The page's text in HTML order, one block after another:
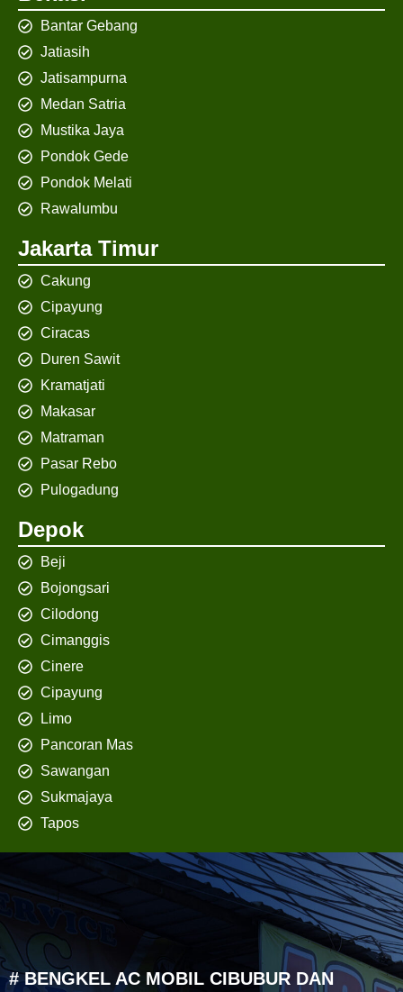
Bantar Gebang
Jatiasih
Jatisampurna
Medan Satria
Mustika Jaya
Pondok Gede
Pondok Melati
Rawalumbu
Jakarta Timur
Cakung
Cipayung
Ciracas
Duren Sawit
Kramatjati
Makasar
Matraman
Pasar Rebo
Pulogadung
Depok
Beji
Bojongsari
Cilodong
Cimanggis
Cinere
Cipayung
Limo
Pancoran Mas
Sawangan
Sukmajaya
Tapos
# BENGKEL AC MOBIL CIBUBUR DAN